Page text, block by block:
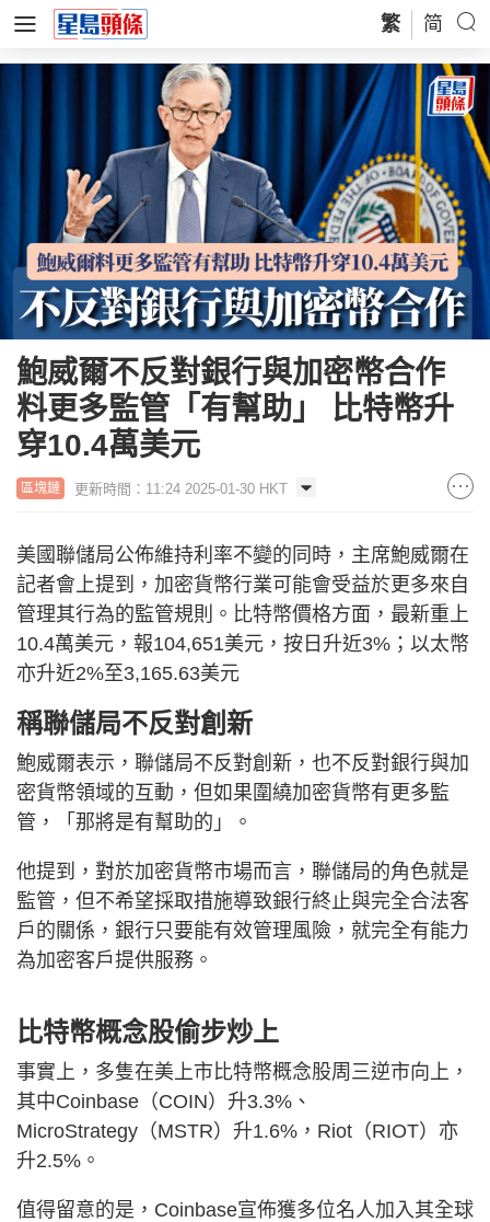
繁 简
鮑威爾不反對銀行與加密幣合作
料更多監管「有幫助」 比特幣升
穿10.4萬美元
區塊鏈 更新時間：11:24 2025-01-30 HKT
美國聯儲局公佈維持利率不變的同時，主席鮑威爾在
記者會上提到，加密貨幣行業可能會受益於更多來自
管理其行為的監管規則。比特幣價格方面，最新重上
10.4萬美元，報104,651美元，按日升近3%；以太幣
亦升近2%至3,165.63美元
稱聯儲局不反對創新
鮑威爾表示，聯儲局不反對創新，也不反對銀行與加
密貨幣領域的互動，但如果圍繞加密貨幣有更多監
管，「那將是有幫助的」。
他提到，對於加密貨幣市場而言，聯儲局的角色就是
監管，但不希望採取措施導致銀行終止與完全合法客
戶的關係，銀行只要能有效管理風險，就完全有能力
為加密客戶提供服務。
比特幣概念股偷步炒上
事實上，多隻在美上市比特幣概念股周三逆市向上，
其中Coinbase（COIN）升3.3%、
MicroStrategy（MSTR）升1.6%，Riot（RIOT）亦
升2.5%。
值得留意的是，Coinbase宣佈獲多位名人加入其全球